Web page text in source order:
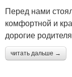
Перед нами
комфортной и
дорогие
читать дальше →